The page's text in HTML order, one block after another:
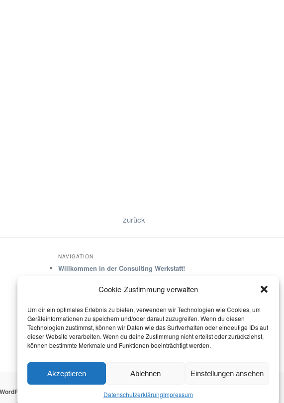
Cookie-Zustimmung verwalten
Um dir ein optimales Erlebnis zu bieten, verwenden wir Technologien wie Cookies, um
Geräteinformationen zu speichern und/oder darauf zuzugreifen. Wenn du diesen
Technologien zustimmst, können wir Daten wie das Surfverhalten oder eindeutige IDs auf
dieser Website verarbeiten. Wenn du deine Zustimmung nicht erteilst oder zurückziehst,
können bestimmte Merkmale und Funktionen beeinträchtigt werden.
Akzeptieren Ablehnen Einstellungen ansehen
DatenschutzerklärungImpressum
zurück
NAVIGATION
Willkommen in der Consulting Werkstatt!
Arbeits- und Analysetechniken
Arbeits- und Analysetechniken
Techniken im Bereich Strategie-, Prozess- und IT-
Consulting
Beratungs-Besonderes